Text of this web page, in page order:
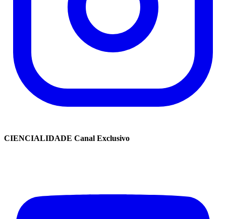
CIENCIALIDADE Canal Exclusivo